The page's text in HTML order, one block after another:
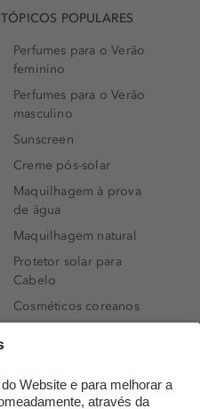
TÓPICOS POPULARES
Perfumes para o Verão
feminino
Perfumes para o Verão
masculino
Sunscreen
Creme pós-solar
Maquilhagem à prova
de água
Maquilhagem natural
Protetor solar para
Cabelo
Cosméticos coreanos
Perfumes árabes
Novidades